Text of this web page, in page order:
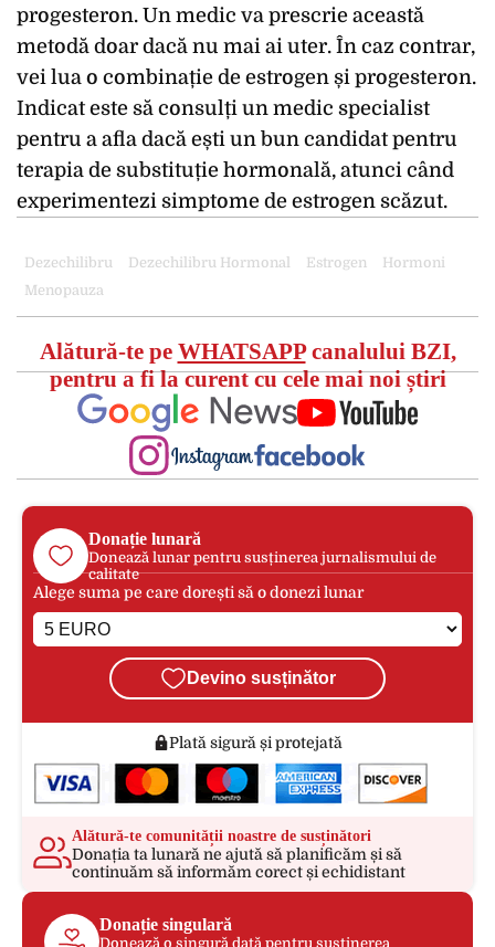
progesteron. Un medic va prescrie această
metodă doar dacă nu mai ai uter. În caz contrar,
vei lua o combinație de estrogen și progesteron.
Indicat este să consulți un medic specialist
pentru a afla dacă ești un bun candidat pentru
terapia de substituție hormonală, atunci când
experimentezi simptome de estrogen scăzut.
Dezechilibru Dezechilibru Hormonal Estrogen
Hormoni
Menopauza
Alătură-te pe WHATSAPPcanalului BZI,
pentru a fi la curent cu cele mai noi știri
Donație lunară
Donează lunar pentru susținerea jurnalismului de
calitate
Alege suma pe care dorești să o donezi lunar
Devino susținător
Plată sigură și protejată
Alătură-te comunității noastre de susținători
Donația ta lunară ne ajută să planificăm și să
continuăm să informăm corect și echidistant
Donație singulară
Donează o singură dată pentru susținerea